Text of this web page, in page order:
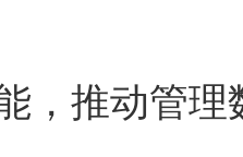
推动管理